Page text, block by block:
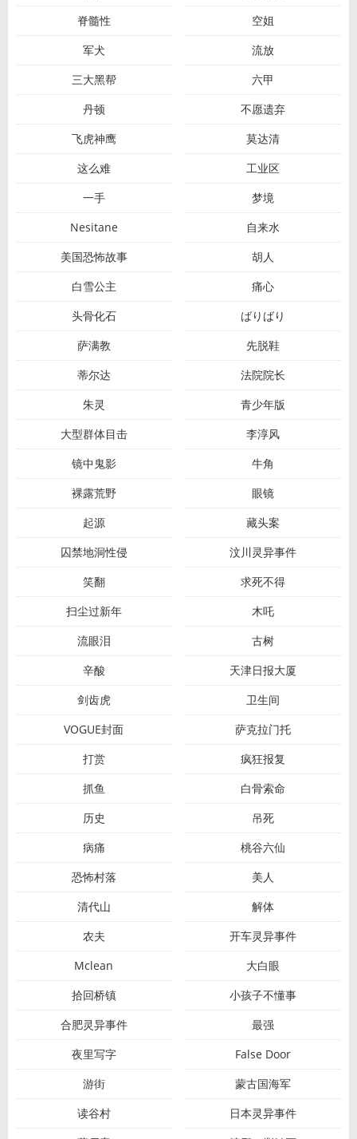
脊髓性
空姐
军犬
流放
三大黑帮
六甲
丹顿
不愿遗弃
飞虎神鹰
莫达清
这么难
工业区
一手
梦境
Nesitane
自来水
美国恐怖故事
胡人
白雪公主
痛心
头骨化石
ばりばり
萨满教
先脱鞋
蒂尔达
法院院长
朱灵
青少年版
大型群体目击
李淳风
镜中鬼影
牛角
裸露荒野
眼镜
起源
藏头案
囚禁地洞性侵
汶川灵异事件
笑翻
求死不得
扫尘过新年
木吒
流眼泪
古树
辛酸
天津日报大厦
剑齿虎
卫生间
VOGUE封面
萨克拉门托
打赏
疯狂报复
抓鱼
白骨索命
历史
吊死
病痛
桃谷六仙
恐怖村落
美人
清代山
解体
农夫
开车灵异事件
Mclean
大白眼
拾回桥镇
小孩子不懂事
合肥灵异事件
最强
夜里写字
False Door
游街
蒙古国海军
读谷村
日本灵异事件